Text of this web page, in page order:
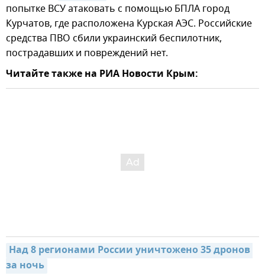
попытке ВСУ атаковать с помощью БПЛА город
Курчатов, где расположена Курская АЭС. Российские
средства ПВО сбили украинский беспилотник,
пострадавших и повреждений нет.
Читайте также на РИА Новости Крым:
Над 8 регионами России уничтожено 35 дронов
за ночь